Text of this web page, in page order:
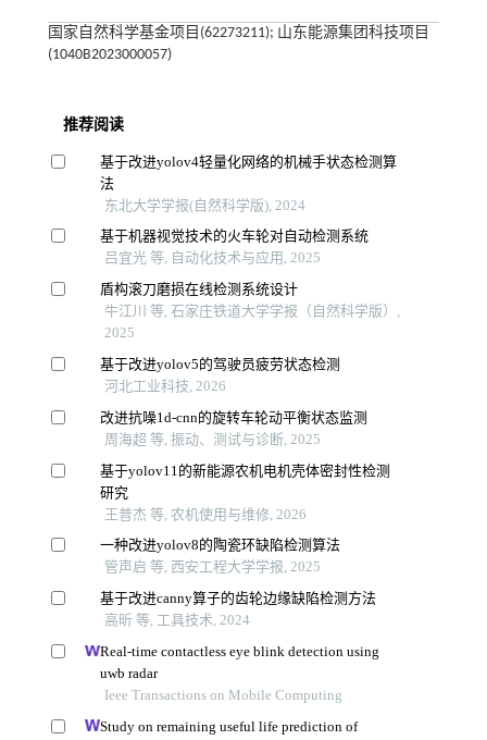
国家自然科学基金项目(62273211); 山东能源集团科技项目
(1040B2023000057)